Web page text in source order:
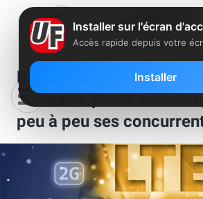
Déploiement 4G :
première place en
peu à peu ses
Installer sur l'écran
Accès rapide depuis votre
Installer